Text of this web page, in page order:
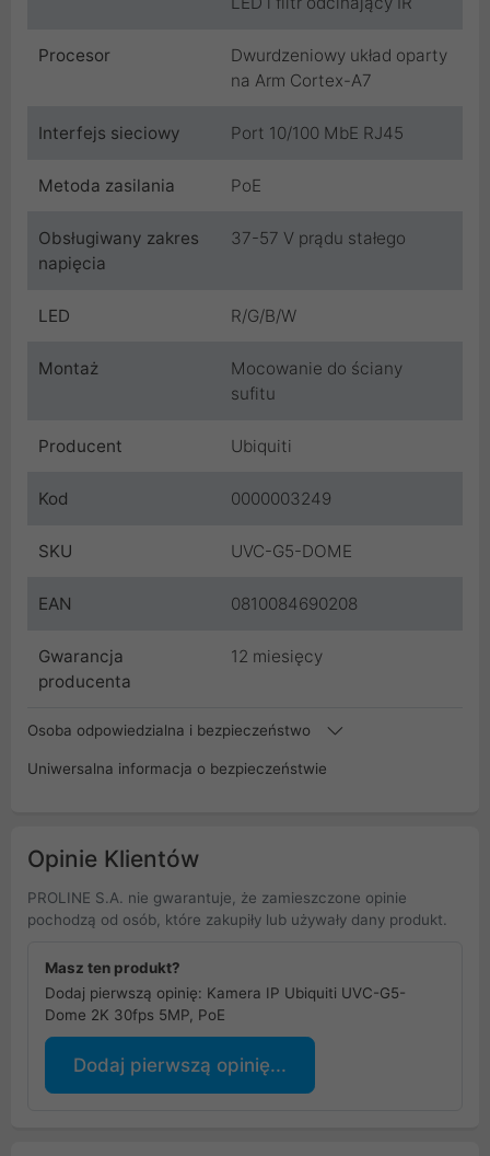
Procesor
Dwurdzeniowy układ oparty
na Arm Cortex-A7
Interfejs sieciowy Port 10/100 MbE RJ45
Metoda zasilania PoE
Obsługiwany zakres
napięcia
37-57 V prądu stałego
LED R/G/B/W
Montaż
Mocowanie do ściany
sufitu
Producent Ubiquiti
Kod 0000003249
SKU UVC-G5-DOME
EAN 0810084690208
Gwarancja
producenta
12 miesięcy
Osoba odpowiedzialna i bezpieczeństwo
Uniwersalna informacja o bezpieczeństwie
Opinie Klientów
PROLINE S.A. nie gwarantuje, że zamieszczone opinie
pochodzą od osób, które zakupiły lub używały dany produkt.
Masz ten produkt?
Dodaj pierwszą opinię: Kamera IP Ubiquiti UVC-G5-
Dome 2K 30fps 5MP, PoE
Dodaj pierwszą opinię...